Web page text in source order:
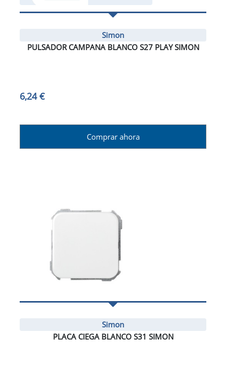
Simon
PULSADOR CAMPANA BLANCO S27 PLAY SIMON
6,24 €
Comprar ahora
Simon
PLACA CIEGA BLANCO S31 SIMON